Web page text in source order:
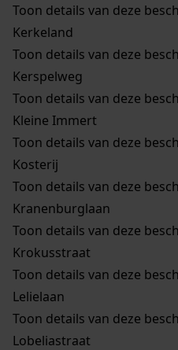
Toon details van deze
Kerkeland
Toon details van deze
Kerspelweg
Toon details van deze
Kleine Immert
Toon details van deze
Kosterij
Toon details van deze
Kranenburglaan
Toon details van deze
Krokusstraat
Toon details van deze
Lelielaan
Toon details van deze
Lobeliastraat